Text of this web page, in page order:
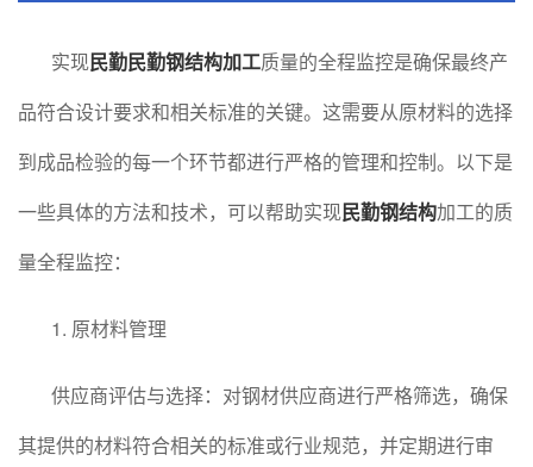
实现民勤民勤钢结构加工质量的全程监控是确保最终产
品符合设计要求和相关标准的关键。这需要从原材料的选择
到成品检验的每一个环节都进行严格的管理和控制。以下是
一些具体的方法和技术，可以帮助实现民勤钢结构加工的质
量全程监控：
1. 原材料管理
供应商评估与选择：对钢材供应商进行严格筛选，确保
其提供的材料符合相关的标准或行业规范，并定期进行审